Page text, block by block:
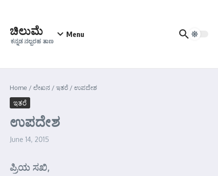
ಚಿಲುಮೆ
ಕನ್ನಡ ನಲ್ಬರಹ ತಾಣ
Menu
Home /ಲೇಖನ /ಇತರೆ /ಉಪದೇಶ
ಇತರೆ
ಉಪದೇಶ
June 14, 2015
ಪ್ರಿಯ ಸಖಿ,